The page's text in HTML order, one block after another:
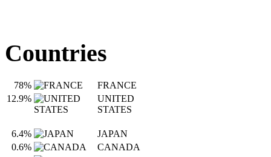
Countries
78%
FRANCE
12.9%
UNITED
STATES
6.4%
JAPAN
0.6%
CANADA